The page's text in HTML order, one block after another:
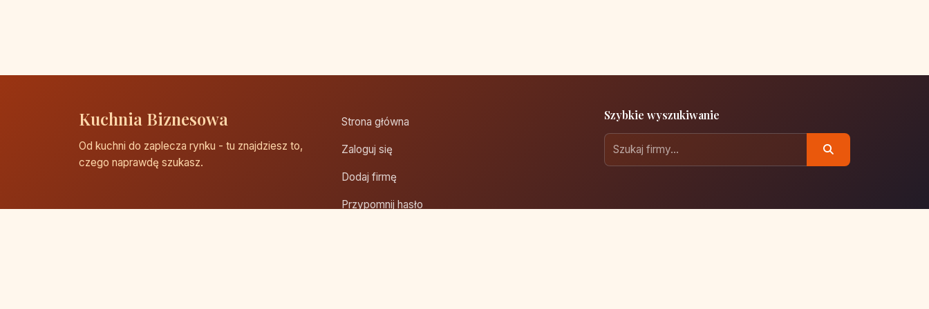
Kuchnia Biznesowa
Od kuchni do zaplecza rynku - tu znajdziesz to,
czego naprawdę szukasz.
Strona główna
Zaloguj się
Dodaj firmę
Przypomnij hasło
Szybkie wyszukiwanie